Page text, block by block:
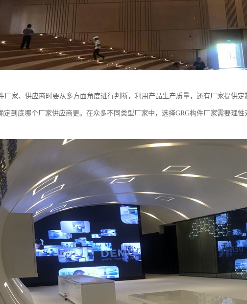
厂家、供应商时要从多方面角度进行判断，利用产品生产质量，还有厂家提供
定到底哪个厂家供应商更。在众多不同类型厂家中，选择GRG构件厂家需要理